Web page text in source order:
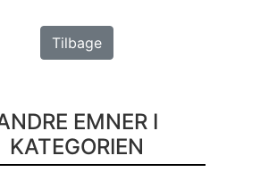
Tilbage
EMNER I
KATEGORIEN